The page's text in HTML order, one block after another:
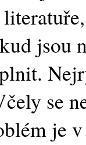
jsou
se
je